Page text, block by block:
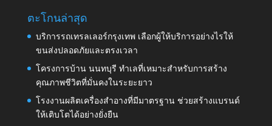
ตะโกนล่าสุด
บริการรถเทรลเลอร์กรุงเทพ เลือกผู้ให้บริการอย่างไรให้
ขนส่งปลอดภัยและตรงเวลา
โครงการบ้าน นนทบุรี ทำเลที่เหมาะสำหรับการสร้าง
คุณภาพชีวิตที่มั่นคงในระยะยาว
โรงงานผลิตเครื่องสำอางที่มีมาตรฐาน ช่วยสร้างแบรนด์
ให้เติบโตได้อย่างยั่งยืน